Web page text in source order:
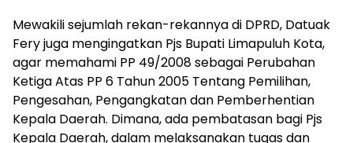
Mewakili sejumlah rekan-rekannya di DPRD, Datuak
Fery juga mengingatkan Pjs Bupati Limapuluh Kota,
agar memahami PP 49/2008 sebagai Perubahan
Ketiga Atas PP 6 Tahun 2005 Tentang Pemilihan,
Pengesahan, Pengangkatan dan Pemberhentian
Kepala Daerah. Dimana, ada pembatasan bagi Pjs
Kepala Daerah, dalam melaksanakan tugas dan